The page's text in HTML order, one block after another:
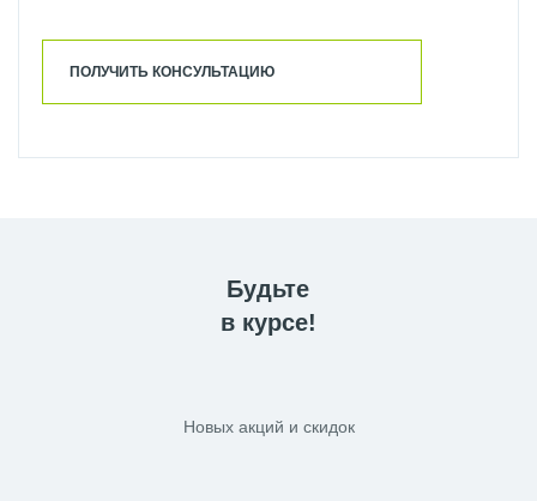
ПОЛУЧИТЬ КОНСУЛЬТАЦИЮ
Будьте
в курсе!
Новых акций и скидок